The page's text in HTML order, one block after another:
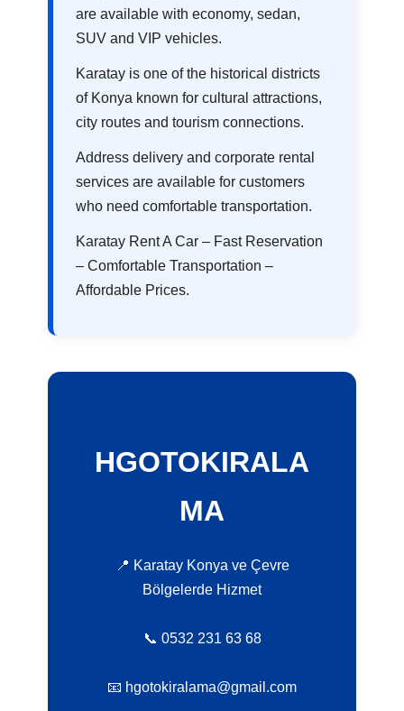
are available with economy, sedan,
SUV and VIP vehicles.
Karatay is one of the historical districts
of Konya known for cultural attractions,
city routes and tourism connections.
Address delivery and corporate rental
services are available for customers
who need comfortable transportation.
Karatay Rent A Car – Fast Reservation
– Comfortable Transportation –
Affordable Prices.
HGOTOKIRALA
MA
📍 Karatay Konya ve Çevre
Bölgelerde Hizmet
📞 0532 231 63 68
📧 hgotokiralama@gmail.com